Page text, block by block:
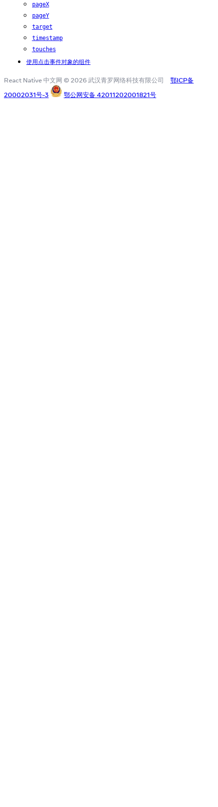
pageX
pageY
target
timestamp
touches
使用点击事件对象的组件
React Native 中文网 © 2026 武汉青罗网络科技有限公司
鄂ICP备
20002031号-3
鄂公网安备 42011202001821号